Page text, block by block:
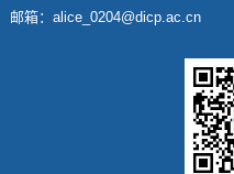
邮箱：alice_0204@dicp.ac.cn